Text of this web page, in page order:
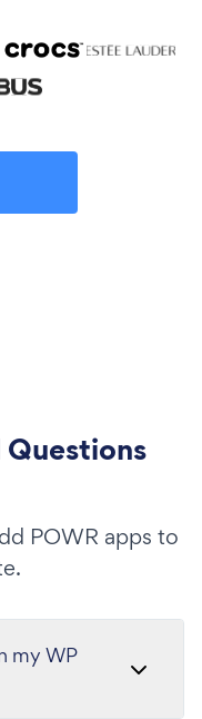
POWR apps to
my WP